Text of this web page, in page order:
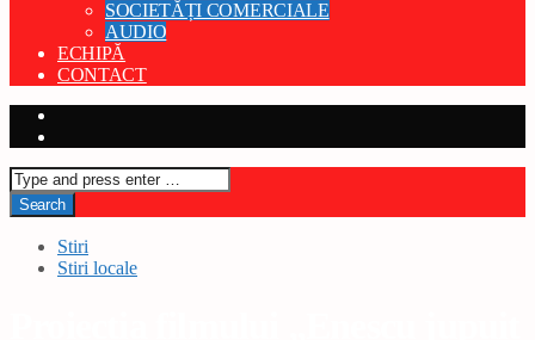
SOCIETĂȚI COMERCIALE
AUDIO
ECHIPĂ
CONTACT
Stiri
Stiri locale